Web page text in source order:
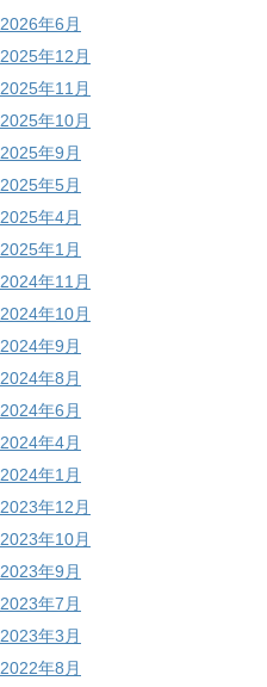
2026年6月
2025年12月
2025年11月
2025年10月
2025年9月
2025年5月
2025年4月
2025年1月
2024年11月
2024年10月
2024年9月
2024年8月
2024年6月
2024年4月
2024年1月
2023年12月
2023年10月
2023年9月
2023年7月
2023年3月
2022年8月